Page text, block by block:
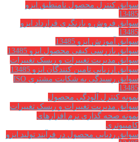
سوابق کنترل محصول نامنطبق ایزو
13485
سوابق فروش و بازنگری قرارداد ایزو
13485
سوابق آموزش ایزو 13485
سوابق بازرسی کیفی محصول ایزو 13485
سوابق مدیریت تغییرات و ریسک تغییرات
سوابق ارزيابي تامين كنندگان ایزو 13485
سوابق رسیدگی به شکایت مشتری ISO
13485
نمونه کنترل آلودگی محصول
سوابق مدیریت تغییرات و ریسک تغییرات
نمونه صحه گذاری نرم افزارهای
کامپیوتری
سوابق ردیابی محصول در فرآیند تولید ایزو